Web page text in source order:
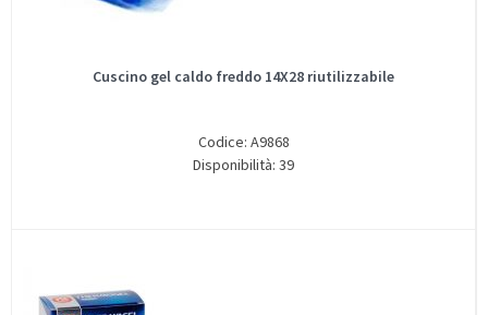
Cuscino gel caldo freddo 14X28 riutilizzabile
Codice: A9868
Disponibilità: 39